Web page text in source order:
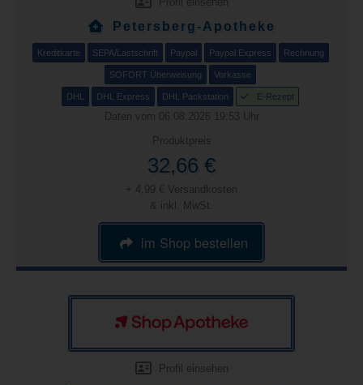
Petersberg-Apotheke
Kreditkarte SEPA/Lastschrift Paypal Paypal Express Rechnung
SOFORT Überweisung Vorkasse
DHL DHL Express DHL Packstation E-Rezept
Daten vom 06.08.2026 19:53 Uhr
Produktpreis
32,66 €
+ 4,99 € Versandkosten
& inkl. MwSt.
im Shop bestellen
Profil einsehen